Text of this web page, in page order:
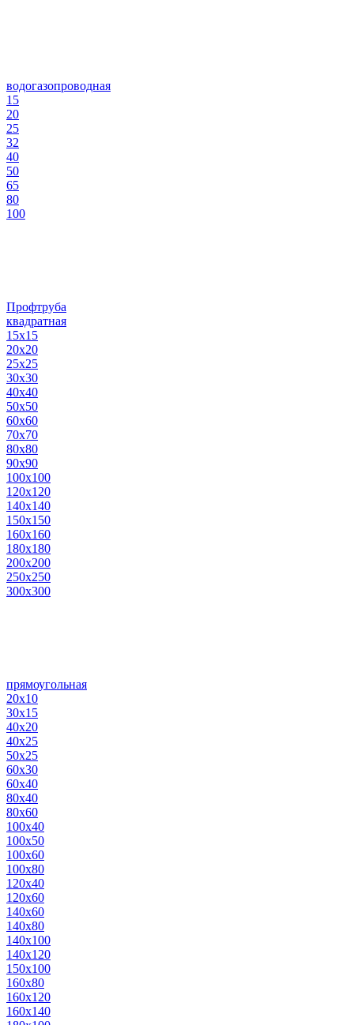
водогазопроводная
15
20
25
32
40
50
65
80
100
Профтруба
квадратная
15х15
20х20
25х25
30х30
40х40
50х50
60х60
70х70
80х80
90х90
100х100
120х120
140х140
150х150
160х160
180х180
200х200
250х250
300х300
прямоугольная
20х10
30х15
40х20
40х25
50х25
60х30
60х40
80х40
80х60
100х40
100х50
100х60
100х80
120х40
120х60
140х60
140х80
140х100
140х120
150х100
160х80
160х120
160х140